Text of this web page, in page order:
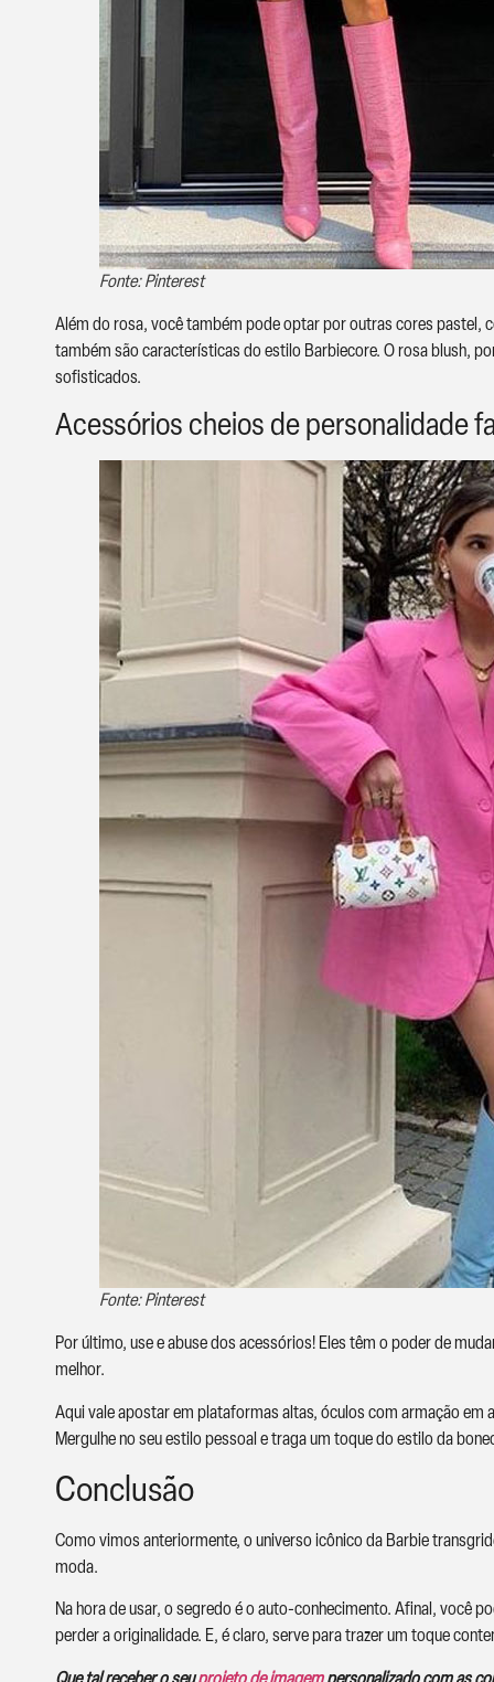
Fonte: Pinterest
Além do rosa, você também pode optar por outras cores pastel,
também são características do estilo Barbiecore. O rosa blush,
sofisticados.
Acessórios cheios de personalidade
Fonte: Pinterest
Por último, use e abuse dos acessórios! Eles têm o poder de
melhor.
Aqui vale apostar em plataformas altas, óculos com armação
Mergulhe no seu estilo pessoal e traga um toque do estilo da
Conclusão
Como vimos anteriormente, o universo icônico da Barbie
moda.
Na hora de usar, o segredo é o auto-conhecimento. Afinal, você
perder a originalidade. E, é claro, serve para trazer um toque